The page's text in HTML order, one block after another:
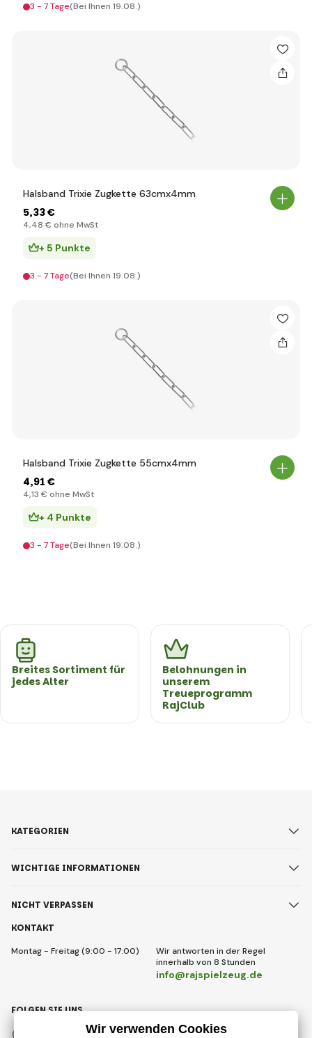
3 - 7 Tage(Bei Ihnen 19.08.)
Halsband Trixie Zugkette 63cmx4mm
5,33 €
4,48 € ohne MwSt
+ 5 Punkte
3 - 7 Tage(Bei Ihnen 19.08.)
Halsband Trixie Zugkette 55cmx4mm
4,91 €
4,13 € ohne MwSt
+ 4 Punkte
3 - 7 Tage(Bei Ihnen 19.08.)
Breites Sortiment für
jedes Alter
Belohnungen in
unserem
Treueprogramm
RajClub
KONTAKT
Montag - Freitag (9:00 - 17:00)
Wir antworten in der Regel
innerhalb von 8 Stunden
info@rajspielzeug.de
KATEGORIEN
WICHTIGE INFORMATIONEN
NICHT VERPASSEN
FOLGEN SIE UNS
Instagram